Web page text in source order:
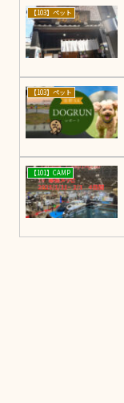
【103】ペット
【103】ペット
【101】CAMP